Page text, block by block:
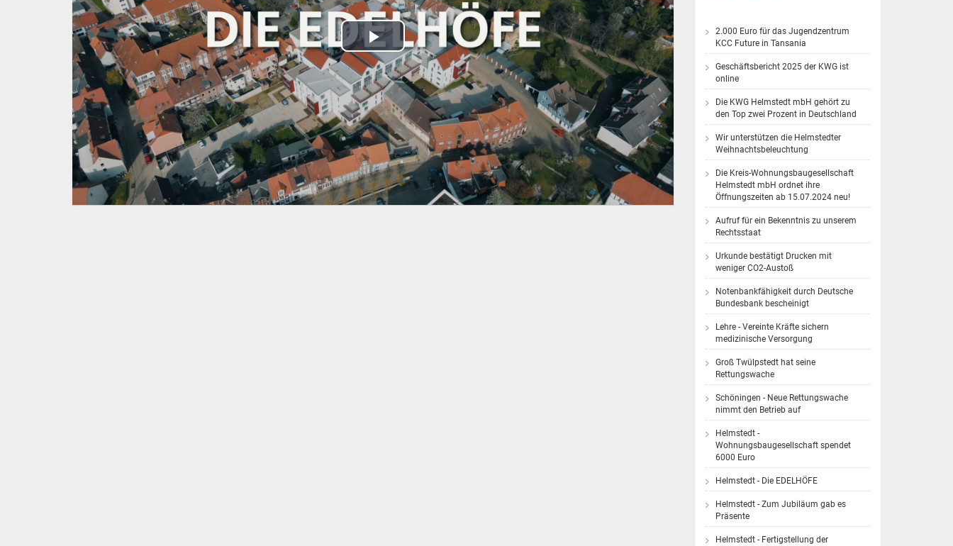
Video
abspielen
2.000 Euro für das Jugendzentrum
KCC Future in Tansania
Geschäftsbericht 2025 der KWG ist
online
Die KWG Helmstedt mbH gehört zu
den Top zwei Prozent in Deutschland
Wir unterstützen die Helmstedter
Weihnachtsbeleuchtung
Die Kreis-Wohnungsbaugesellschaft
Helmstedt mbH ordnet ihre
Öffnungszeiten ab 15.07.2024 neu!
Aufruf für ein Bekenntnis zu unserem
Rechtsstaat
Urkunde bestätigt Drucken mit
weniger CO2-Austoß
Notenbankfähigkeit durch Deutsche
Bundesbank bescheinigt
Lehre - Vereinte Kräfte sichern
medizinische Versorgung
Groß Twülpstedt hat seine
Rettungswache
Schöningen - Neue Rettungswache
nimmt den Betrieb auf
Helmstedt -
Wohnungsbaugesellschaft spendet
6000 Euro
Helmstedt - Die EDELHÖFE
Helmstedt - Zum Jubiläum gab es
Präsente
Helmstedt - Fertigstellung der